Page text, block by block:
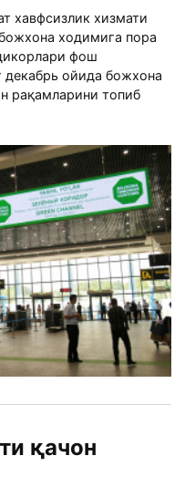
хавфсизлик хизмати
ходимига пора
фош
ойида божхона
рақамларини топиб
қачон